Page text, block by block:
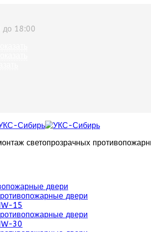
18:00
светопрозрачных
двери
двери
15
двери
30